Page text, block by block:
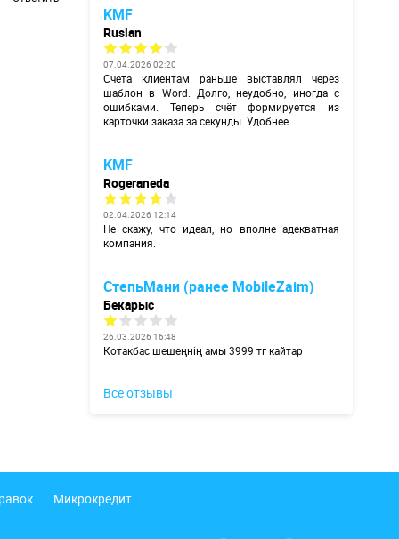
KMF
Ruslan
07.04.2026 02:20
Счета клиентам раньше выставлял через
шаблон в Word. Долго, неудобно, иногда с
ошибками. Теперь счёт формируется из
карточки заказа за секунды. Удобнее
KMF
Rogeraneda
02.04.2026 12:14
Не скажу, что идеал, но вполне адекватная
компания.
СтепьМани (ранее MobileZaim)
Бекарыс
26.03.2026 16:48
Котакбас шешеңнің амы 3999 тг кайтар
Все отзывы
Микрокредит